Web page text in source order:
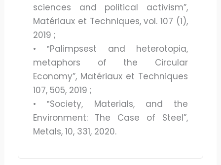
sciences and political activism”,
Matériaux et Techniques, vol. 107 (1),
2019 ;
• ‟Palimpsest and heterotopia,
metaphors of the Circular
Economy”, Matériaux et Techniques
107, 505, 2019 ;
• ‟Society, Materials, and the
Environment: The Case of Steel”,
Metals, 10, 331, 2020.